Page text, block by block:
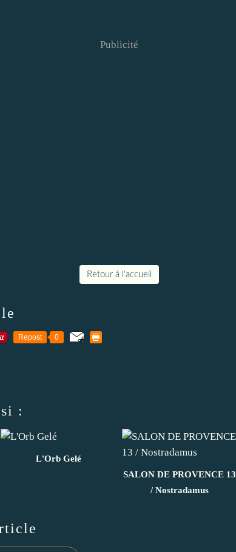
Publicité
Retour à l'accueil
Repost 0
:
L'Orb Gelé
SALON DE PROVENCE 13
/ Nostradamus